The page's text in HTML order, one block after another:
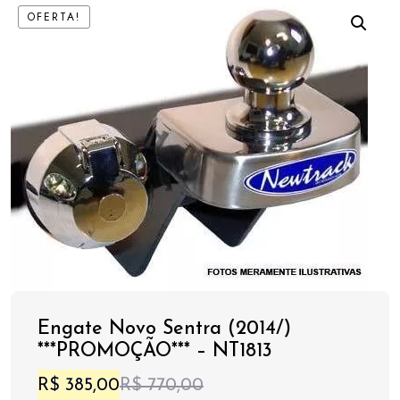
OFERTA!
Engate Novo Sentra (2014/)
***PROMOÇÃO*** – NT1813
R$770,00O
R$ 385,00
O